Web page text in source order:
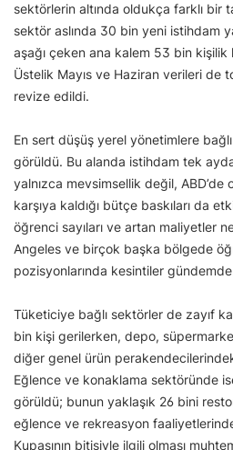
sektörlerin altında oldukça farklı bir
sektör aslında 30 bin yeni istihdam
aşağı çeken ana kalem 53 bin kişilik
Üstelik Mayıs ve Haziran verileri de
revize edildi.
En sert düşüş yerel yönetimlere
görüldü. Bu alanda istihdam tek
yalnızca mevsimsellik değil, ABD’de
karşıya kaldığı bütçe baskıları da
öğrenci sayıları ve artan maliyetler
Angeles ve birçok başka bölgede
pozisyonlarında kesintiler
Tüketiciye bağlı sektörler de zayıf
bin kişi gerilerken, depo,
diğer genel ürün
Eğlence ve konaklama sektöründe
görüldü; bunun yaklaşık 26 bini
eğlence ve rekreasyon
Kupasının bitişiyle ilgili olması